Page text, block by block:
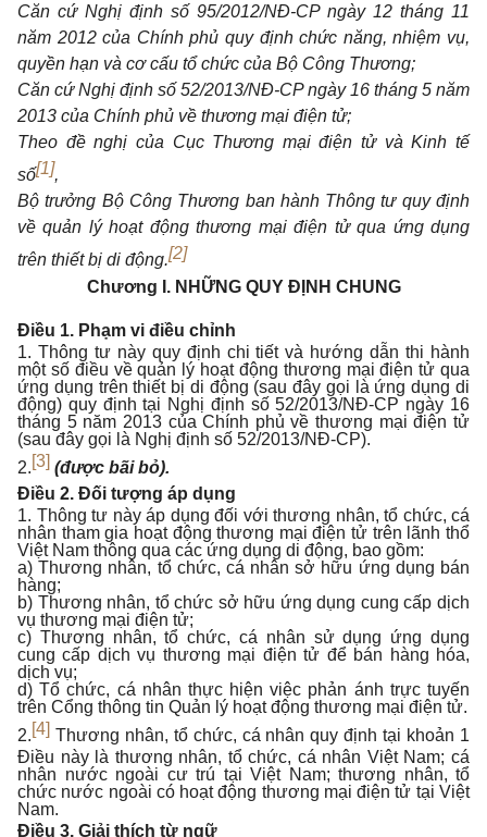
Căn cứ Nghị định số 95/2012/NĐ-CP ngày 12 tháng 11
năm 2012 của Chính phủ quy định chức năng, nhiệm vụ,
quyền hạn và cơ cấu tổ chức của Bộ Công Thương;
Căn cứ Nghị định số 52/2013/NĐ-CP ngày 16 tháng 5 năm
2013 của Chính phủ về thương mại điện tử;
Theo đề nghị của Cục Thương mại điện tử và Kinh tế
số[1],
Bộ trưởng Bộ Công Thương ban hành Thông tư quy định
về quản lý hoạt động thương mại điện tử qua ứng dụng
trên thiết bị di động.[2]
Chương I. NHỮNG QUY ĐỊNH CHUNG
Điều 1. Phạm vi điều chỉnh
1. Thông tư này quy định chi tiết và hướng dẫn thi hành
một số điều về quản lý hoạt động thương mại điện tử qua
ứng dụng trên thiết bị di động (sau đây gọi là ứng dụng di
động) quy định tại Nghị định số 52/2013/NĐ-CP ngày 16
tháng 5 năm 2013 của Chính phủ về thương mại điện tử
(sau đây gọi là Nghị định số 52/2013/NĐ-CP).
2.[3] (được bãi bỏ).
Điều 2. Đối tượng áp dụng
1. Thông tư này áp dụng đối với thương nhân, tổ chức, cá
nhân tham gia hoạt động thương mại điện tử trên lãnh thổ
Việt Nam thông qua các ứng dụng di động, bao gồm:
a) Thương nhân, tổ chức, cá nhân sở hữu ứng dụng bán
hàng;
b) Thương nhân, tổ chức sở hữu ứng dụng cung cấp dịch
vụ thương mại điện tử;
c) Thương nhân, tổ chức, cá nhân sử dụng ứng dụng
cung cấp dịch vụ thương mại điện tử để bán hàng hóa,
dịch vụ;
d) Tổ chức, cá nhân thực hiện việc phản ánh trực tuyến
trên Cổng thông tin Quản lý hoạt động thương mại điện tử.
2.[4] Thương nhân, tổ chức, cá nhân quy định tại khoản 1
Điều này là thương nhân, tổ chức, cá nhân Việt Nam; cá
nhân nước ngoài cư trú tại Việt Nam; thương nhân, tổ
chức nước ngoài có hoạt động thương mại điện tử tại Việt
Nam.
Điều 3. Giải thích từ ngữ